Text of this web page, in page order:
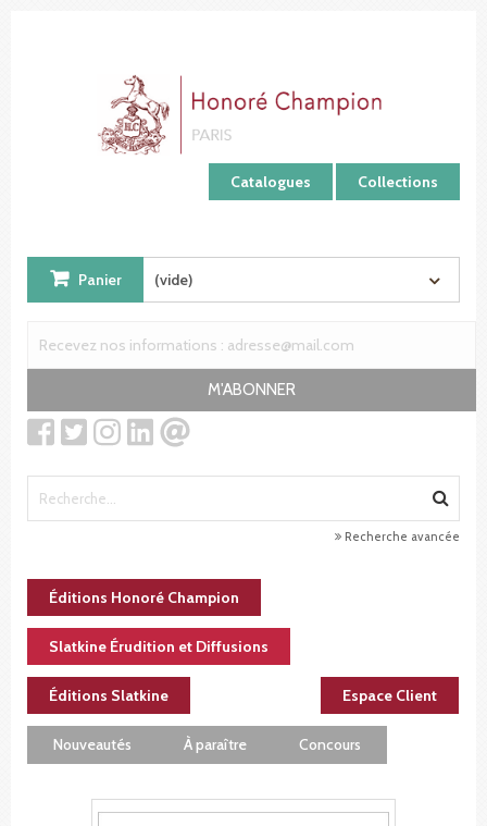
Catalogues Collections
Panier (vide)
M'ABONNER
Recherche avancée
Éditions Honoré Champion
Slatkine Érudition et Diffusions
Éditions Slatkine Espace Client
Nouveautés À paraître Concours